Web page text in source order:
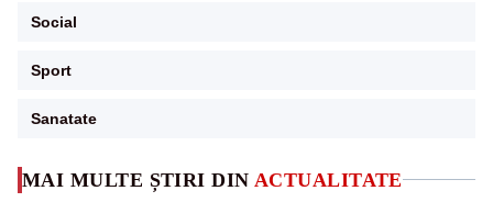
MAI MULTE ȘTIRI DIN ACTUALITATE
Social
Sport
Sanatate